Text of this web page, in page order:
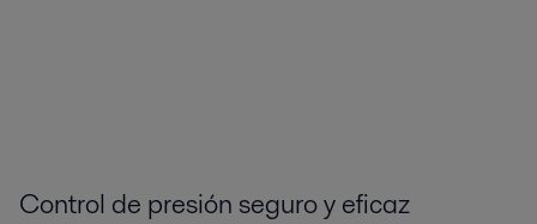
Control de presión seguro y eficaz